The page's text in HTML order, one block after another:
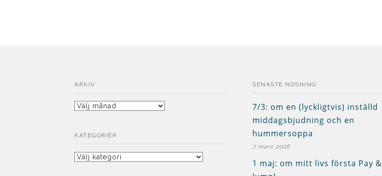
ARKIV
Arkiv
KATEGORIER
Kategorier
SENASTE NOSNING:
7/3: om en (lyckligtvis) inställd
middagsbjudning och en
hummersoppa
7 mars 2026
1 maj: om mitt livs första Pay &